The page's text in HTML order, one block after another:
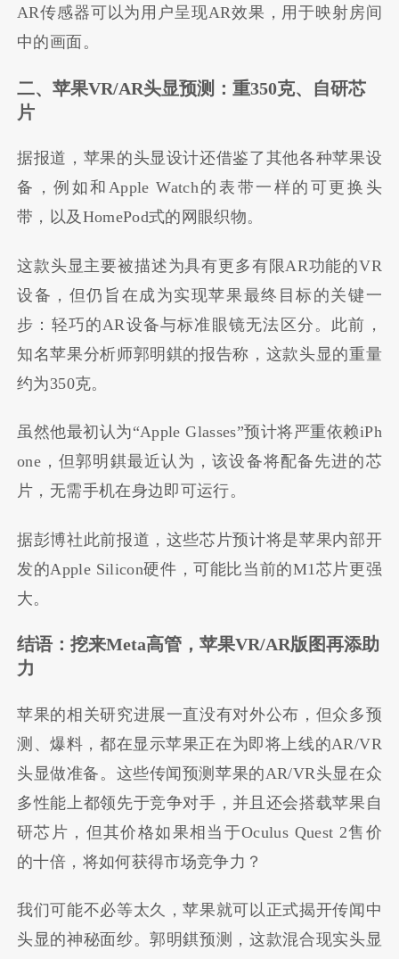
AR传感器可以为用户呈现AR效果，用于映射房间
中的画面。
二、苹果VR/AR头显预测：重350克、自研芯
片
据报道，苹果的头显设计还借鉴了其他各种苹果设
备，例如和Apple Watch的表带一样的可更换头
带，以及HomePod式的网眼织物。
这款头显主要被描述为具有更多有限AR功能的VR
设备，但仍旨在成为实现苹果最终目标的关键一
步：轻巧的AR设备与标准眼镜无法区分。此前，
知名苹果分析师郭明錤的报告称，这款头显的重量
约为350克。
虽然他最初认为“Apple Glasses”预计将严重依赖iPh
one，但郭明錤最近认为，该设备将配备先进的芯
片，无需手机在身边即可运行。
据彭博社此前报道，这些芯片预计将是苹果内部开
发的Apple Silicon硬件，可能比当前的M1芯片更强
大。
结语：挖来Meta高管，苹果VR/AR版图再添助
力
苹果的相关研究进展一直没有对外公布，但众多预
测、爆料，都在显示苹果正在为即将上线的AR/VR
头显做准备。这些传闻预测苹果的AR/VR头显在众
多性能上都领先于竞争对手，并且还会搭载苹果自
研芯片，但其价格如果相当于Oculus Quest 2售价
的十倍，将如何获得市场竞争力？
我们可能不必等太久，苹果就可以正式揭开传闻中
头显的神秘面纱。郭明錤预测，这款混合现实头显